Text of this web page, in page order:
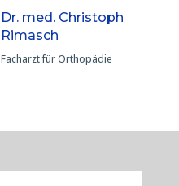
Dr. med. Christoph
Rimasch
Facharzt für Orthopädie